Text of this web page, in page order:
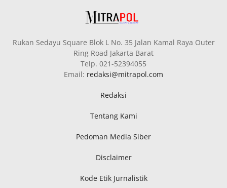
Rukan Sedayu Square Blok L No. 35 Jalan Kamal Raya Outer
Ring Road Jakarta Barat
Telp. 021-52394055
Email: redaksi@mitrapol.com
Redaksi
Tentang Kami
Pedoman Media Siber
Disclaimer
Kode Etik Jurnalistik